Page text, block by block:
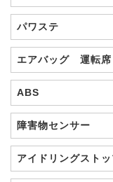
パワステ
エアバッグ 運転席
ABS
障害物センサー
アイドリングスト